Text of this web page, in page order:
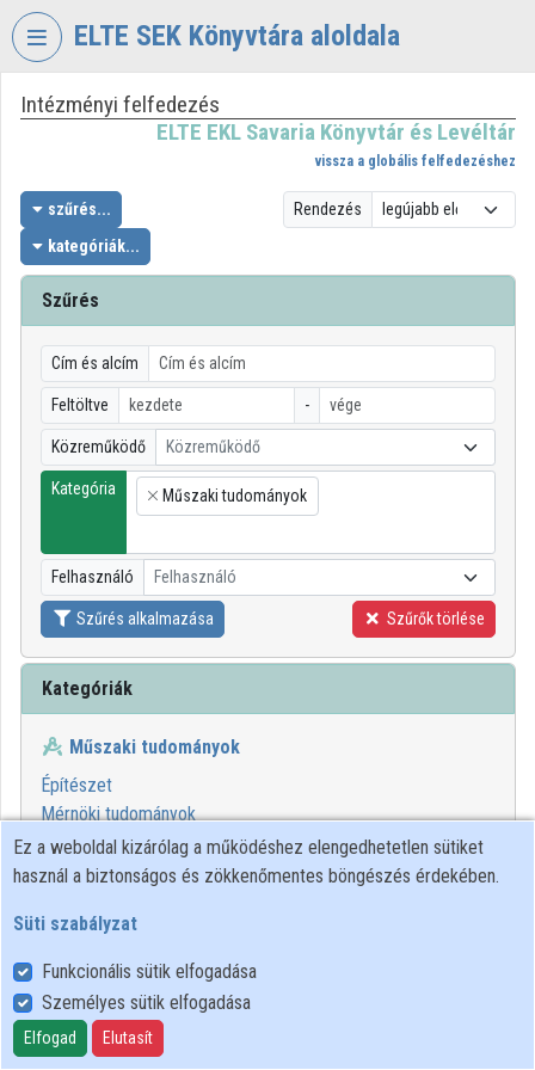
Fejléc kihagyása
ELTE SEK Könyvtára aloldala
VIDEOTORIUM
EKL
SAVARIA
KÖNYVTÁR
ÉS
LEVÉLTÁR
Intézményi kezdőlap
Bejelentkezés
Intézményi felfedezés
Intézményi listák
Intézmények
Közreműködők
Intézményi felfedezés
ELTE EKL Savaria Könyvtár és Levéltár
vissza a globális felfedezéshez
szűrés...
kategóriák...
Rendezés
Szűrés
Cím és alcím
Feltöltve -
Közreműködő Közreműködő
Kategória
×
Műszaki tudományok
Felhasználó Felhasználó
Szűrés alkalmazása Szűrők törlése
Kategóriák
Műszaki tudományok
Építészet
Mérnöki tudományok
Technológiai eljárások
00:20:37
Ez a weboldal kizárólag a működéshez elengedhetetlen sütiket
használ a biztonságos és zökkenőmentes böngészés érdekében.
Süti szabályzat
Funkcionális sütik elfogadása
Személyes sütik elfogadása
Elfogad Elutasít